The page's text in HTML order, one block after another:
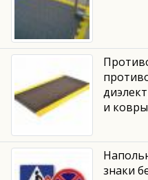
и
знаки